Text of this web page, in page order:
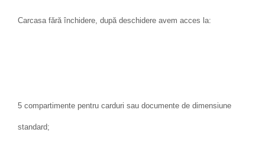
Carcasa fără închidere, după deschidere avem acces la:
5 compartimente pentru carduri sau documente de dimensiune
standard;